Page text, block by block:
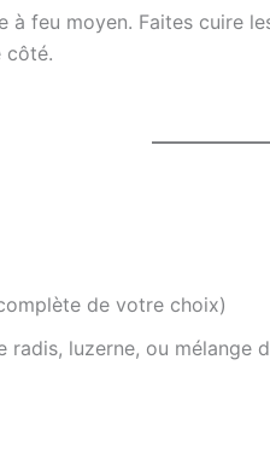
à feu moyen. Faites cuire
côté.
de votre choix)
luzerne, ou mélange